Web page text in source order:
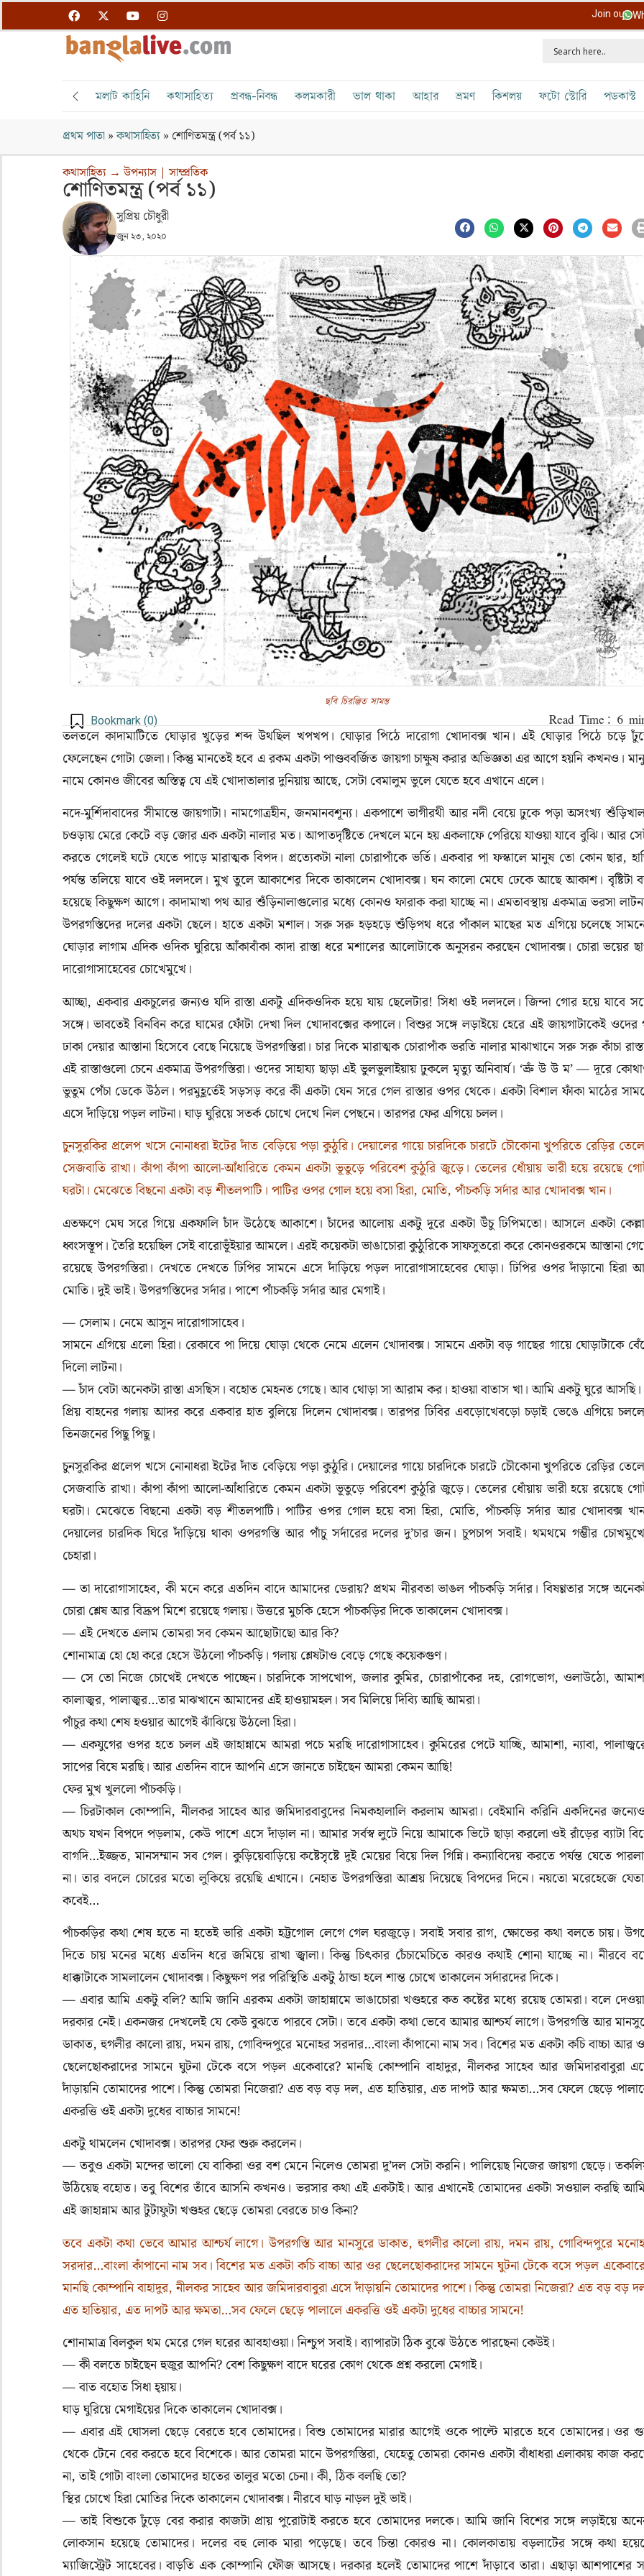
Join our
মলাট কাহিনি কথাসাহিত্য প্রবন্ধ-নিবন্ধ কলমকারী ভাল থাকা আহার ভ্রমণ কিশলয় ফটো স্টোরি পডকাস্ট
প্রথম পাতা »কথাসাহিত্য » শোণিতমন্ত্র (পর্ব ১১)
কথাসাহিত্য →উপন্যাস |সাম্প্রতিক
শোণিতমন্ত্র (পর্ব ১১)
সুপ্রিয় চৌধুরী
জুন ২৩, ২০২০
ছবি চিরঞ্জিত সামন্ত
Bookmark (0)
তলতলে কাদামাটিতে ঘোড়ার খুড়ের শব্দ উথছিল খপখপ। ঘোড়ার পিঠে দারোগা খোদাবক্স খান। এই ঘোড়ার পিঠে চড়ে
ফেলেছেন গোটা জেলা। কিন্তু মানতেই হবে এ রকম একটা পাণ্ডববর্জিত জায়গা চাক্ষুষ করার অভিজ্ঞতা এর আগে হয়নি কখনও।
নামে কোনও জীবের অস্তিত্ব যে এই খোদাতালার দুনিয়ায় আছে, সেটা বেমালুম ভুলে যেতে হবে এখানে এলে।
নদে-মুর্শিদাবাদের সীমান্তে জায়গাটা।নামগোত্রহীন, জনমানবশূন্য। একপাশে ভাগীরথী আর নদী বেয়ে ঢুকে পড়া অসংখ্য
চওড়ায় মেরে কেটে বড় জোর এক একটা নালার মত। আপাতদৃষ্টিতে দেখলে মনে হয় একলাফে পেরিয়ে যাওয়া যাবে বুঝি। আর
করতে গেলেই ঘটে যেতে পাড়ে মারাত্মক বিপদ। প্রত্যেকটা নালা চোরাপাঁকে ভর্তি। একবার পা ফস্কালে মানুষ তো কোন ছার,
পর্যন্ত তলিয়ে যাবে ওই দলদলে। মুখ তুলে আকাশের দিকে তাকালেন খোদাবক্স। ঘন কালো মেঘে ঢেকে আছে আকাশ। বৃষ্টিটা
হয়েছে কিছুক্ষণ আগে। কাদামাখা পথ আর শুঁড়িনালাগুলোর মধ্যে কোনও ফারাক করা যাচ্ছে না। এমতাবস্থায় একমাত্র ভরসা
উপরগস্তিদের দলের একটা ছেলে। হাতে একটা মশাল। সরু সরু হড়হড়ে শুঁড়িপথ ধরে পাঁকাল মাছের মত এগিয়ে চলেছে
ঘোড়ার লাগাম এদিক ওদিক ঘুরিয়ে আঁকাবাঁকা কাদা রাস্তা ধরে মশালের আলোটাকে অনুসরন করছেন খোদাবক্স। চোরা ভয়ের
দারোগাসাহেবের চোখেমুখে।
আচ্ছা, একবার একচুলের জন্যও যদি রাস্তা একটু এদিকওদিক হয়ে যায় ছেলেটার! সিধা ওই দলদলে। জিন্দা গোর হয়ে যাবে
সঙ্গে। ভাবতেই বিনবিন করে ঘামের ফোঁটা দেখা দিল খোদাবক্সের কপালে। বিশুর সঙ্গে লড়াইয়ে হেরে এই জায়গাটাকেই ওদের
ঢাকা দেয়ার আস্তানা হিসেবে বেছে নিয়েছে উপরগস্তিরা। চার দিকে মারাত্মক চোরাপাঁক ভরতি নালার মাঝাখানে সরু সরু কাঁচা
এই রাস্তাগুলো চেনে একমাত্র উপরগস্তিরা। ওদের সাহায্য ছাড়া এই ভুলভুলাইয়ায় ঢুকলে মৃত্যু অনিবার্য। ‘ভ্রুঁ উ উ ম’ — দূরে
ভুতুম পেঁচা ডেকে উঠল। পরমুহূর্তেই সড়সড় করে কী একটা যেন সরে গেল রাস্তার ওপর থেকে। একটা বিশাল ফাঁকা মাঠের
এসে দাঁড়িয়ে পড়ল লাটনা। ঘাড় ঘুরিয়ে সতর্ক চোখে দেখে নিল পেছনে। তারপর ফের এগিয়ে চলল।
চুনসুরকির প্রলেপ খসে নোনাধরা ইটের দাঁত বেড়িয়ে পড়া কুঠুরি। দেয়ালের গায়ে চারদিকে চারটে চৌকোনা খুপরিতে রেড়ির
সেজবাতি রাখা। কাঁপা কাঁপা আলো-আঁধারিতে কেমন একটা ভূতুড়ে পরিবেশ কুঠুরি জুড়ে। তেলের ধোঁয়ায় ভারী হয়ে রয়েছে
ঘরটা। মেঝেতে বিছনো একটা বড় শীতলপাটি। পাটির ওপর গোল হয়ে বসা হিরা, মোতি, পাঁচকড়ি সর্দার আর খোদাবক্স খান।
এতক্ষণে মেঘ সরে গিয়ে একফালি চাঁদ উঠেছে আকাশে। চাঁদের আলোয় একটু দূরে একটা উঁচু ঢিপিমতো। আসলে একটা
ধ্বংসস্তূপ। তৈরি হয়েছিল সেই বারোভূঁইয়ার আমলে। এরই কয়েকটা ভাঙাচোরা কুঠুরিকে সাফসুতরো করে কোনওরকমে আস্তানা
রয়েছে উপরগস্তিরা। দেখতে দেখতে ঢিপির সামনে এসে দাঁড়িয়ে পড়ল দারোগাসাহেবের ঘোড়া। ঢিপির ওপর দাঁড়ানো হিরা
মোতি। দুই ভাই। উপরগস্তিদের সর্দার। পাশে পাঁচকড়ি সর্দার আর মেগাই।
— সেলাম। নেমে আসুন দারোগাসাহেব।
সামনে এগিয়ে এলো হিরা। রেকাবে পা দিয়ে ঘোড়া থেকে নেমে এলেন খোদাবক্স। সামনে একটা বড় গাছের গায়ে ঘোড়াটাকে
দিলো লাটনা।
— চাঁদ বেটা অনেকটা রাস্তা এসছিস। বহোত মেহনত গেছে। আব থোড়া সা আরাম কর। হাওয়া বাতাস খা। আমি একটু ঘুরে আসছি।
প্রিয় বাহনের গলায় আদর করে একবার হাত বুলিয়ে দিলেন খোদাবক্স। তারপর ঢিবির এবড়োখেবড়ো চড়াই ভেঙে এগিয়ে
তিনজনের পিছু পিছু।
চুনসুরকির প্রলেপ খসে নোনাধরা ইটের দাঁত বেড়িয়ে পড়া কুঠুরি। দেয়ালের গায়ে চারদিকে চারটে চৌকোনা খুপরিতে রেড়ির
সেজবাতি রাখা। কাঁপা কাঁপা আলো-আঁধারিতে কেমন একটা ভূতুড়ে পরিবেশ কুঠুরি জুড়ে। তেলের ধোঁয়ায় ভারী হয়ে রয়েছে
ঘরটা। মেঝেতে বিছনো একটা বড় শীতলপাটি। পাটির ওপর গোল হয়ে বসা হিরা, মোতি, পাঁচকড়ি সর্দার আর খোদাবক্স
দেয়ালের চারদিক ঘিরে দাঁড়িয়ে থাকা ওপরগস্তি আর পাঁচু সর্দারের দলের দু’চার জন। চুপচাপ সবাই। থমথমে গম্ভীর
চেহারা।
— তা দারোগাসাহেব, কী মনে করে এতদিন বাদে আমাদের ডেরায়? প্রথম নীরবতা ভাঙল পাঁচকড়ি সর্দার। বিষণ্ণতার সঙ্গে
চোরা শ্লেষ আর বিদ্রূপ মিশে রয়েছে গলায়। উত্তরে মুচকি হেসে পাঁচকড়ির দিকে তাকালেন খোদাবক্স।
— এই দেখতে এলাম তোমরা সব কেমন আছোটাছো আর কি?
শোনামাত্র হো হো করে হেসে উঠলো পাঁচকড়ি। গলায় শ্লেষটাও বেড়ে গেছে কয়েকগুণ।
— সে তো নিজে চোখেই দেখতে পাচ্ছেন। চারদিকে সাপখোপ, জলার কুমির, চোরাপাঁকের দহ, রোগভোগ, ওলাউঠো,
কালাজ্বর, পালাজ্বর…তার মাঝখানে আমাদের এই হাওয়ামহল। সব মিলিয়ে দিব্যি আছি আমরা।
পাঁচুর কথা শেষ হওয়ার আগেই ঝাঁঝিয়ে উঠলো হিরা।
— একযুগের ওপর হতে চলল এই জাহান্নামে আমরা পচে মরছি দারোগাসাহেব। কুমিরের পেটে যাচ্ছি, আমাশা, ন্যাবা,
সাপের বিষে মরছি। আর এতদিন বাদে আপনি এসে জানতে চাইছেন আমরা কেমন আছি!
ফের মুখ খুললো পাঁচকড়ি।
— চিরটাকাল কোম্পানি, নীলকর সাহেব আর জমিদারবাবুদের নিমকহালালি করলাম আমরা। বেইমানি করিনি একদিনের
অথচ যখন বিপদে পড়লাম, কেউ পাশে এসে দাঁড়াল না। আমার সর্বস্ব লুটে নিয়ে আমাকে ভিটে ছাড়া করলো ওই রাঁড়ের ব্যাটা
বাগদি…ইজ্জত, মানসম্মান সব গেল। কুড়িয়েবাড়িয়ে কষ্টেসৃষ্টে দুই মেয়ের বিয়ে দিল গিন্নি। কন্যাবিদেয় করতে পর্যন্ত যেতে
না। তার বদলে চোরের মতো লুকিয়ে রয়েছি এখানে। নেহাত উপরগস্তিরা আশ্রয় দিয়েছে বিপদের দিনে। নয়তো মরেহেজে
কবেই…
পাঁচকড়ির কথা শেষ হতে না হতেই ভারি একটা হট্টগোল লেগে গেল ঘরজুড়ে। সবাই সবার রাগ, ক্ষোভের কথা বলতে চায়।
দিতে চায় মনের মধ্যে এতদিন ধরে জমিয়ে রাখা জ্বালা। কিন্তু চিৎকার চেঁচামেচিতে কারও কথাই শোনা যাচ্ছে না। নীরবে
ধাক্কাটাকে সামলালেন খোদাবক্স। কিছুক্ষণ পর পরিস্থিতি একটু ঠান্ডা হলে শান্ত চোখে তাকালেন সর্দারদের দিকে।
— এবার আমি একটু বলি? আমি জানি এরকম একটা জাহান্নামে ভাঙাচোরা খণ্ডহরে কত কষ্টের মধ্যে রয়েছ তোমরা। বলে
দরকার নেই। একনজর দেখলেই যে কেউ বুঝতে পারবে সেটা। তবে একটা কথা ভেবে আমার আশ্চর্য লাগে। উপরগস্তি আর
ডাকাত, হুগলীর কালো রায়, দমন রায়, গোবিন্দপুরে মনোহর সরদার…বাংলা কাঁপানো নাম সব। বিশের মত একটা কচি বাচ্চা আর
ছেলেছোকরাদের সামনে ঘুটনা টেকে বসে পড়ল একেবারে? মানছি কোম্পানি বাহাদুর, নীলকর সাহেব আর জমিদারবাবুরা
দাঁড়ায়নি তোমাদের পাশে। কিন্তু তোমরা নিজেরা? এত বড় বড় দল, এত হাতিয়ার, এত দাপট আর ক্ষমতা…সব ফেলে ছেড়ে
একরত্তি ওই একটা দুধের বাচ্চার সামনে!
একটু থামলেন খোদাবক্স। তারপর ফের শুরু করলেন।
— তবুও একটা মন্দের ভালো যে বাকিরা ওর বশ মেনে নিলেও তোমরা দু’দল সেটা করনি। পালিয়েছ নিজের জায়গা ছেড়ে।
উঠিয়েছ বহোত। তবু বিশের তাঁবে আসনি কখনও। ভরসার কথা এই একটাই। আর এখানেই তোমাদের একটা সওয়াল করছি
এই জাহান্নাম আর টুটাফুটা খণ্ডহর ছেড়ে তোমরা বেরতে চাও কিনা?
তবে একটা কথা ভেবে আমার আশ্চর্য লাগে। উপরগস্তি আর মানসুরে ডাকাত, হুগলীর কালো রায়, দমন রায়, গোবিন্দপুরে
সরদার…বাংলা কাঁপানো নাম সব। বিশের মত একটা কচি বাচ্চা আর ওর ছেলেছোকরাদের সামনে ঘুটনা টেকে বসে পড়ল
মানছি কোম্পানি বাহাদুর, নীলকর সাহেব আর জমিদারবাবুরা এসে দাঁড়ায়নি তোমাদের পাশে। কিন্তু তোমরা নিজেরা? এত বড় বড়
এত হাতিয়ার, এত দাপট আর ক্ষমতা…সব ফেলে ছেড়ে পালালে একরত্তি ওই একটা দুধের বাচ্চার সামনে!
শোনামাত্র বিলকুল থম মেরে গেল ঘরের আবহাওয়া। নিশ্চুপ সবাই। ব্যাপারটা ঠিক বুঝে উঠতে পারছেনা কেউই।
— কী বলতে চাইছেন হুজুর আপনি? বেশ কিছুক্ষণ বাদে ঘরের কোণ থেকে প্রশ্ন করলো মেগাই।
— বাত বহোত সিধা হ্য়ায়।
ঘাড় ঘুরিয়ে মেগাইয়ের দিকে তাকালেন খোদাবক্স।
— এবার এই ঘোসলা ছেড়ে বেরতে হবে তোমাদের। বিশু তোমাদের মারার আগেই ওকে পাল্টে মারতে হবে তোমাদের। ওর
থেকে টেনে বের করতে হবে বিশেকে। আর তোমরা মানে উপরগস্তিরা, যেহেতু তোমরা কোনও একটা বাঁধাধরা এলাকায় কাজ
না, তাই গোটা বাংলা তোমাদের হাতের তালুর মতো চেনা। কী, ঠিক বলছি তো?
স্থির চোখে হিরা মোতির দিকে তাকালেন খোদাবক্স। নীরবে ঘাড় নাড়ল দুই ভাই।
— তাই বিশুকে ঢুঁড়ে বের করার কাজটা প্রায় পুরোটাই করতে হবে তোমাদের দলকে। আমি জানি বিশের সঙ্গে লড়াইয়ে
লোকসান হয়েছে তোমাদের। দলের বহু লোক মারা পড়েছে। তবে চিন্তা কোরও না। কোলকাতায় বড়লাটের সঙ্গে কথা
ম্যাজিস্ট্রেট সাহেবের। বাড়তি এক কোম্পানি ফৌজ আসছে। দরকার হলেই তোমাদের পাশে দাঁড়াবে তারা। এছাড়া আশপাশের